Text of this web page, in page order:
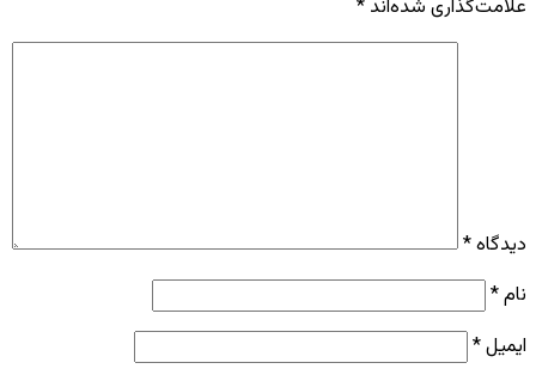
علامت‌گذاری شده‌اند *
دیدگاه*
نام*
ایمیل*